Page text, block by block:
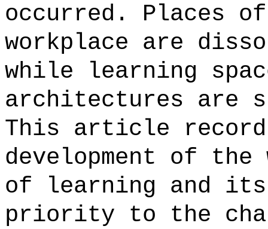
occurred. Places
workplace are
while learning
architectures are
This article
development of
of learning and
priority to the